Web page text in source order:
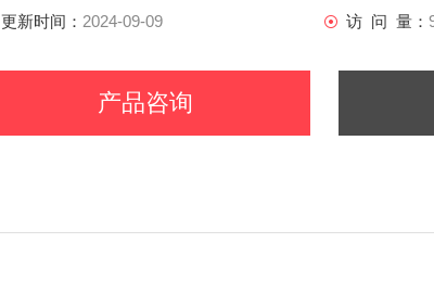
更新时间： 2024-09-09 访 问 量：
产品咨询